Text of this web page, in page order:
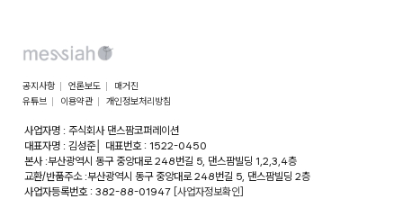
공지사항 언론보도
매거진
유튜브
이용약관 개인정보처리방침
사업자명 : 주식회사 댄스팜코퍼레이션
대표자명 : 김성준│
대표번호 : 1522-0450
본사 :부산광역시 동구 중앙대로 248번길 5, 댄스팜빌딩 1,2,3,4층
교환/반품주소 :부산광역시 동구 중앙대로 248번길 5, 댄스팜빌딩 2층
사업자등록번호 : 382-88-01947 [사업자정보확인]